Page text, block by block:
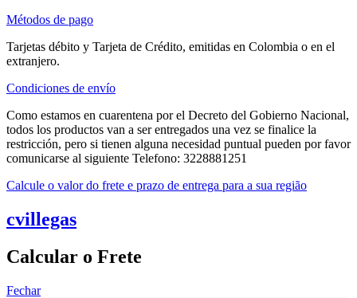
Métodos de pago
Tarjetas débito y Tarjeta de Crédito, emitidas en Colombia o en el
extranjero.
Condiciones de envío
Como estamos en cuarentena por el Decreto del Gobierno Nacional,
todos los productos van a ser entregados una vez se finalice la
restricción, pero si tienen alguna necesidad puntual pueden por favor
comunicarse al siguiente Telefono: 3228881251
Calcule o valor do frete e prazo de entrega para a sua região
cvillegas
Calcular o Frete
Fechar